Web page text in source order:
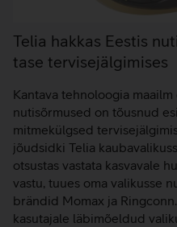
Telia hakkas Eestis
tase tervisejälgimises
Kantava tehnoloogia
nutisõrmused on tõusnud
mitmekülgsed
jõudsidki Telia
otsustas vastata kasvavale
vastu, tuues oma valikusse
brändid Momax ja
kasutajale läbimõeldud